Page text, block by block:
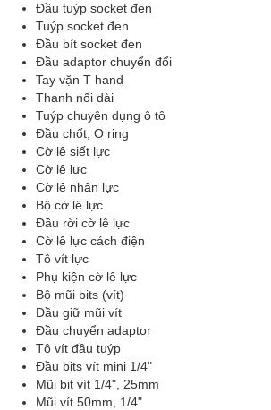
Đầu tuýp socket đen
Tuýp socket đen
Đầu bít socket đen
Đầu adaptor chuyển đổi
Tay vặn T hand
Thanh nối dài
Tuýp chuyên dụng ô tô
Đầu chốt, O ring
Cờ lê siết lực
Cờ lê lực
Cờ lê nhân lực
Bộ cờ lê lực
Đầu rời cờ lê lực
Cờ lê lực cách điện
Tô vít lực
Phụ kiện cờ lê lực
Bộ mũi bits (vít)
Đầu giữ mũi vít
Đầu chuyển adaptor
Tô vít đầu tuýp
Đầu bits vít mini 1/4"
Mũi bit vít 1/4", 25mm
Mũi vít 50mm, 1/4"